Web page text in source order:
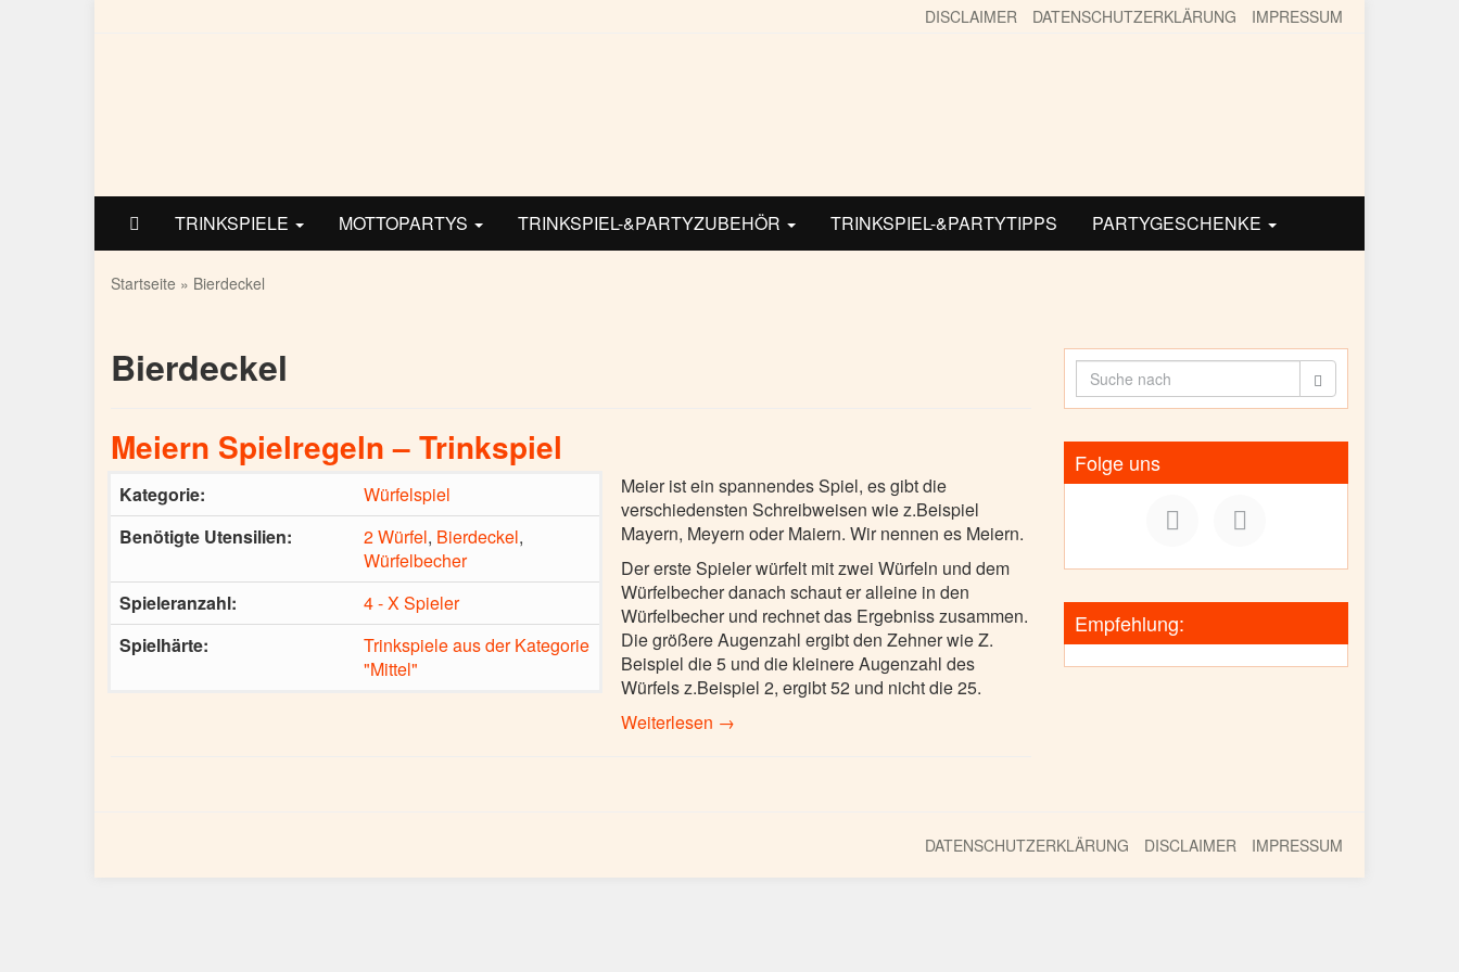
DISCLAIMER DATENSCHUTZERKLÄRUNG IMPRESSUM
TRINKSPIELE MOTTOPARTYS TRINKSPIEL-&PARTYZUBEHÖR TRINKSPIEL-&PARTYTIPPS PARTYGESCHENKE
Startseite » Bierdeckel
Bierdeckel
Meiern Spielregeln – Trinkspiel
Kategorie:
Würfelspiel
Benötigte Utensilien:
2 Würfel, Bierdeckel,
Würfelbecher
Spieleranzahl:
4 - X Spieler
Spielhärte:
Trinkspiele aus der Kategorie
"Mittel"
Meier ist ein spannendes Spiel, es gibt die
verschiedensten Schreibweisen wie z.Beispiel
Mayern, Meyern oder Maiern. Wir nennen es Meiern.
Der erste Spieler würfelt mit zwei Würfeln und dem
Würfelbecher danach schaut er alleine in den
Würfelbecher und rechnet das Ergebniss zusammen.
Die größere Augenzahl ergibt den Zehner wie Z.
Beispiel die 5 und die kleinere Augenzahl des
Würfels z.Beispiel 2, ergibt 52 und nicht die 25.
Weiterlesen →
Folge uns
Empfehlung:
DATENSCHUTZERKLÄRUNG DISCLAIMER IMPRESSUM